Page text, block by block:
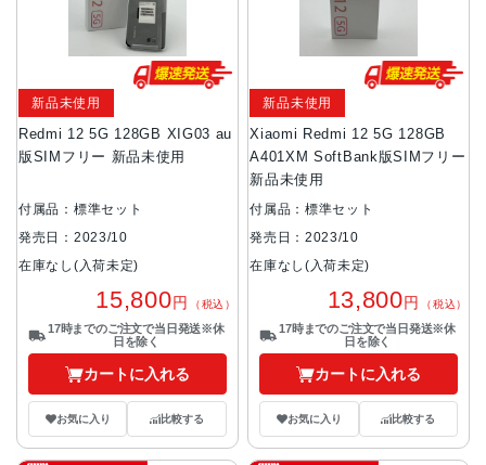
Redmi 12 5G 128GB XIG03 au
版SIMフリー 新品未使用
新品未使用
付属品：標準セット
発売日：2023/10
在庫なし(入荷未定)
15,800円 （税込）
17時までのご注文で当日発送※休
日を除く
カートに入れる
お気に入り 比較する
Xiaomi Redmi 12 5G 128GB
A401XM SoftBank版SIMフリー
新品未使用
新品未使用
付属品：標準セット
発売日：2023/10
在庫なし(入荷未定)
13,800円 （税込）
17時までのご注文で当日発送※休
日を除く
カートに入れる
お気に入り 比較する